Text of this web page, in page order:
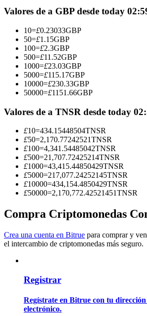
Conviértete en un Trader de Copia
Disfruta del reparto de beneficios y
Información
Análisis de big data que incluye
Guía de inicio de futuros
Valores de a GBP desde today
10=£0.23033GBP
50=£1.15GBP
100=£2.3GBP
500=£11.52GBP
1000=£23.03GBP
5000=£115.17GBP
10000=£230.33GBP
50000=£1151.66GBP
Valores de a TNSR desde today
£10=434.15448504TNSR
£50=2,170.77242521TNSR
£100=4,341.54485042TNSR
£500=21,707.72425214TNSR
£1000=43,415.44850429TNSR
£5000=217,077.24252145TNSR
£10000=434,154.4850429TNSR
£50000=2,170,772.42521451TNSR
Compra Criptomonedas
Crea una cuenta en Bitrue para comprar y
el intercambio de criptomonedas más seguro.
Registrar
Regístrate en Bitrue con tu
electrónico.